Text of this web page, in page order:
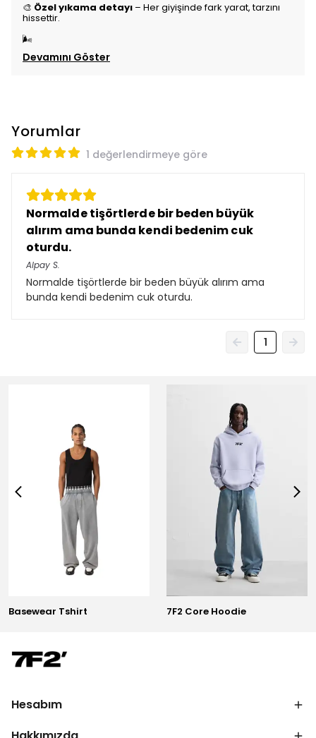
🎨 Özel yıkama detayı – Her giyişinde fark yarat, tarzını
hissettir.
🌬
Devamını Göster
Yorumlar
1 değerlendirmeye göre
Normalde tişörtlerde bir beden büyük
alırım ama bunda kendi bedenim cuk
oturdu.
Alpay S.
Normalde tişörtlerde bir beden büyük alırım ama
bunda kendi bedenim cuk oturdu.
1
Basewear Tshirt 7F2 Core Hoodie
Hesabım